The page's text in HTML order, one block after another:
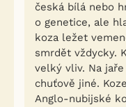
česká bílá nebo
o genetice, ale
koza ležet
smrdět vždycky.
velký vliv. Na
chuťově jiné.
Anglo-nubijské